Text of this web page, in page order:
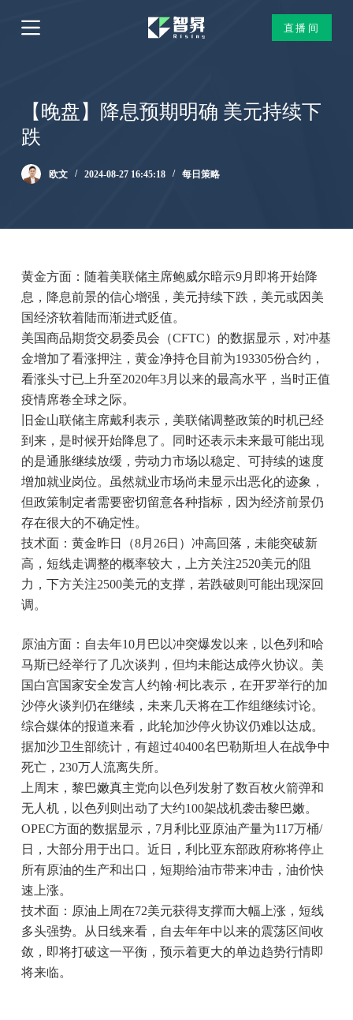
跳
过
直播间
【晚盘】降息预期明确 美元持续下
跌
欧文 2024-08-27 16:45:18 每日策略
黄金方面：随着美联储主席鲍威尔暗示9月即将开始降
息，降息前景的信心增强，美元持续下跌，美元或因美
国经济软着陆而渐进式贬值。
美国商品期货交易委员会（CFTC）的数据显示，对冲基
金增加了看涨押注，黄金净持仓目前为193305份合约，
看涨头寸已上升至2020年3月以来的最高水平，当时正值
疫情席卷全球之际。
旧金山联储主席戴利表示，美联储调整政策的时机已经
到来，是时候开始降息了。同时还表示未来最可能出现
的是通胀继续放缓，劳动力市场以稳定、可持续的速度
增加就业岗位。虽然就业市场尚未显示出恶化的迹象，
但政策制定者需要密切留意各种指标，因为经济前景仍
存在很大的不确定性。
技术面：黄金昨日（8月26日）冲高回落，未能突破新
高，短线走调整的概率较大，上方关注2520美元的阻
力，下方关注2500美元的支撑，若跌破则可能出现深回
调。
原油方面：自去年10月巴以冲突爆发以来，以色列和哈
马斯已经举行了几次谈判，但均未能达成停火协议。美
国白宫国家安全发言人约翰·柯比表示，在开罗举行的加
沙停火谈判仍在继续，未来几天将在工作组继续讨论。
综合媒体的报道来看，此轮加沙停火协议仍难以达成。
据加沙卫生部统计，有超过40400名巴勒斯坦人在战争中
死亡，230万人流离失所。
上周末，黎巴嫩真主党向以色列发射了数百枚火箭弹和
无人机，以色列则出动了大约100架战机袭击黎巴嫩。
OPEC方面的数据显示，7月利比亚原油产量为117万桶/
日，大部分用于出口。近日，利比亚东部政府称将停止
所有原油的生产和出口，短期给油市带来冲击，油价快
速上涨。
技术面：原油上周在72美元获得支撑而大幅上涨，短线
多头强势。从日线来看，自去年年中以来的震荡区间收
敛，即将打破这一平衡，预示着更大的单边趋势行情即
将来临。